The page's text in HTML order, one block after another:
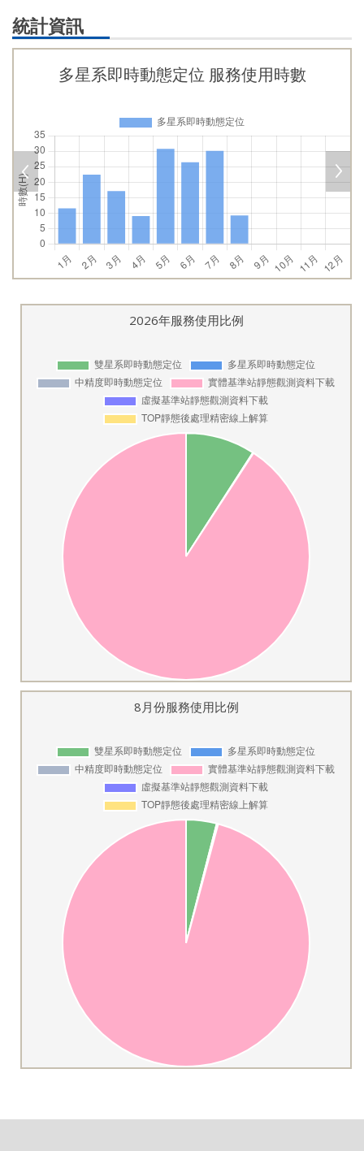
統計資訊
多星系即時動態定位 服務使用時數
2026年服務使用比例
8月份服務使用比例